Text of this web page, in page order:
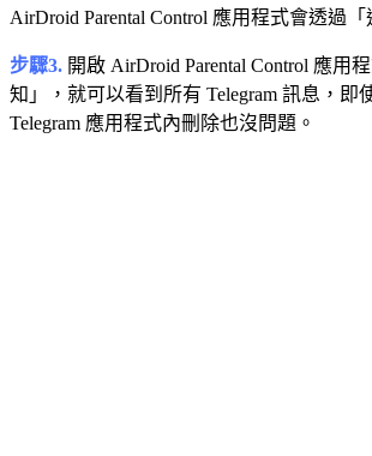
AirDroid Parental Control 應用程式會透過
步驟3. 開啟 AirDroid Parental Control 應用
知」，就可以看到所有 Telegram 訊息，即
Telegram 應用程式內刪除也沒問題。